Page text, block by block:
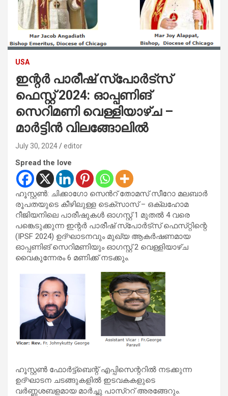
USA
ഇന്റർ പാരീഷ് സ്പോർട്സ്
ഫെസ്റ്റ് 2024: ഓപ്പണിങ്
സെറിമണി വെള്ളിയാഴ്ച –
മാർട്ടിൻ വിലങ്ങോലിൽ
July 30, 2024 editor
Spread the love
ഹൂസ്റ്റൺ: ചിക്കാഗോ സെൻറ് തോമസ് സീറോ മലബാർ
രൂപതയുടെ കീഴിലുള്ള ടെക്സാസ് – ഒക്ലഹോമ
റീജിയനിലെ പാരീഷുകൾ ഓഗസ്റ്റ് 1 മുതൽ 4 വരെ
പങ്കെടുക്കുന്ന ഇന്റർ പാരീഷ് സ്പോർട്സ് ഫെസ്‌റ്റിന്റെ
(IPSF 2024) ഉദ്ഘാടനവും മുഖ്യ ആകർഷണമായ
ഓപ്പണിങ് സെറിമണിയും ഓഗസ്റ്റ് 2 വെള്ളിയാഴ്ച
വൈകുന്നേരം 6 മണിക്ക് നടക്കും.
ഹൂസ്റ്റൺ ഫോർട്ട്ബെന്റ് എപ്പിസെന്ററിൽ നടക്കുന്ന
ഉദ്ഘാടന ചടങ്ങുകളിൽ ഇടവകകളുടെ
വർണ്ണശബളമായ മാർച്ചു പാസ്ററ് അരങ്ങേറും.